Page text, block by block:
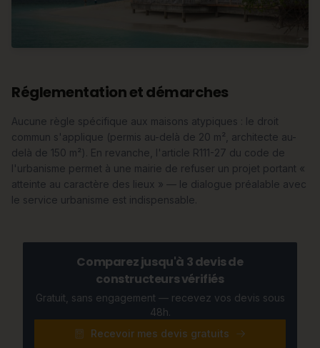
Réglementation et démarches
Aucune règle spécifique aux maisons atypiques : le droit
commun s'applique (permis au-delà de 20 m², architecte au-
delà de 150 m²). En revanche, l'article R111-27 du code de
l'urbanisme permet à une mairie de refuser un projet portant «
atteinte au caractère des lieux » — le dialogue préalable avec
le service urbanisme est indispensable.
Comparez jusqu'à 3 devis de
constructeurs vérifiés
Gratuit, sans engagement — recevez vos devis sous
48h.
Recevoir mes devis gratuits